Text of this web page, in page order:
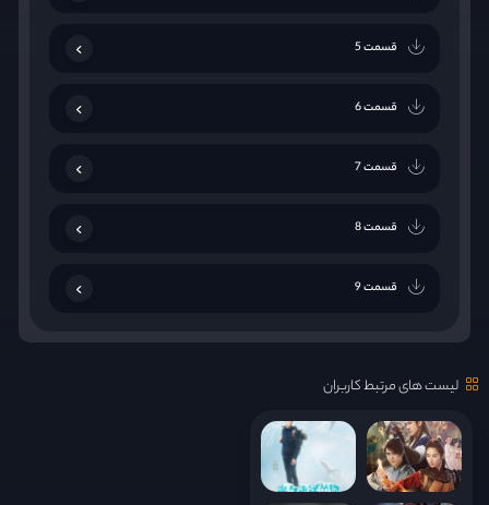
قسمت 5
قسمت 6
قسمت 7
قسمت 8
قسمت 9
قسمت 10
قسمت 12
لیست های مرتبط کاربران